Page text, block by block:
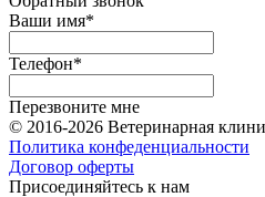
Ваши имя*
Телефон*
Перезвоните мне
© 2016-2026 Ветеринарная
Политика конфеденциальности
Договор оферты
Присоединяйтесь к нам